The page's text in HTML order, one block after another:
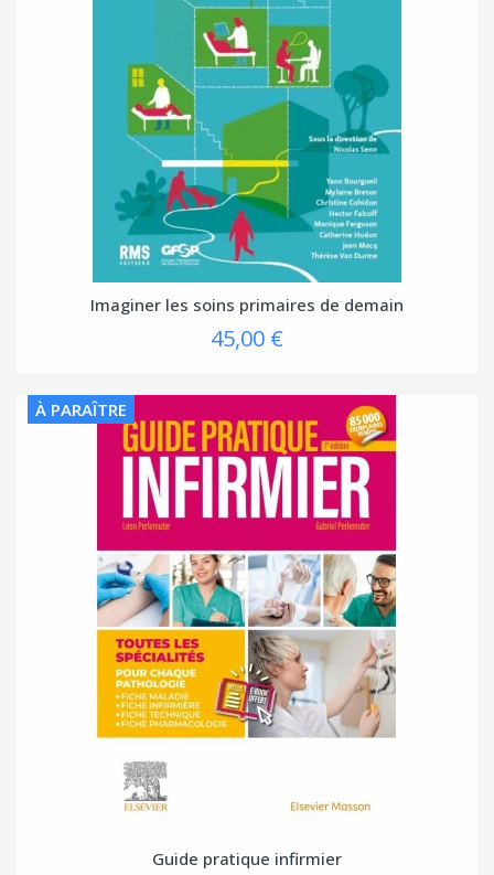
Imaginer les soins primaires de demain
45,00 €
À PARAÎTRE
Guide pratique infirmier